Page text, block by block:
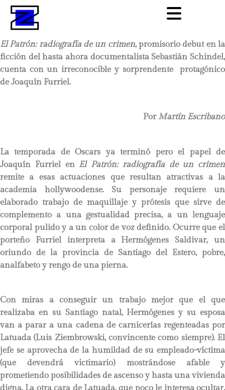
El Patrón: radiografía de un crimen, promisorio debut en la
ficción del hasta ahora documentalista Sebastián Schindel,
cuenta con un irreconocible y sorprendente protagónico
de Joaquín Furriel.
Por Martín Escribano
La temporada de Oscars ya terminó pero el papel de
Joaquín Furriel en El Patrón: radiografía de un crimen
remite a esas actuaciones que resultan atractivas a la
academia hollywoodense. Su personaje requiere un
elaborado trabajo de maquillaje y prótesis que sirve de
complemento a una gestualidad precisa, a un lenguaje
corporal pulido y a un color de voz definido. Ocurre que el
porteño Furriel interpreta a Hermógenes Saldivar, un
oriundo de la provincia de Santiago del Estero, pobre,
analfabeto y rengo de una pierna.
Con miras a conseguir un trabajo mejor que el que
realizaba en su Santiago natal, Hermógenes y su esposa
van a parar a una cadena de carnicerías regenteadas por
Latuada (Luis Ziembrowski, convincente como siempre). El
jefe se aprovecha de la humildad de su empleado-víctima
(que devendrá victimario) mostrándose afable y
prometiendo posibilidades de ascenso y hasta una vivienda
digna. La otra cara de Latuada, que poco le interesa ocultar,